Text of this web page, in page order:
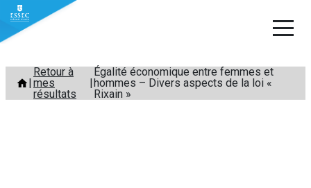
Aller
contenu
Retour à
mes
résultats
Égalité économique entre femmes et
hommes – Divers aspects de la loi «
Rixain »